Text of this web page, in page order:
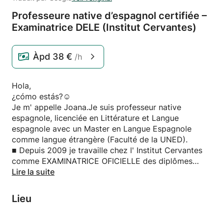
Professeure native d’espagnol certifiée –
Examinatrice DELE (Institut Cervantes)
Àpd 38 € /h
Hola,
¿cómo estás?☺️
Je m' appelle Joana.Je suis professeur native
espagnole, licenciée en Littérature et Langue
espagnole avec un Master en Langue Espagnole
comme langue étrangère (Faculté de la UNED).
■ Depuis 2009 je travaille chez l' Institut Cervantes
comme EXAMINATRICE OFICIELLE des diplômes
DELE (diplôme d'espagnol comme langue
(Je maîtrise la langue française, alors pendant le
Lire la suite
Lieu